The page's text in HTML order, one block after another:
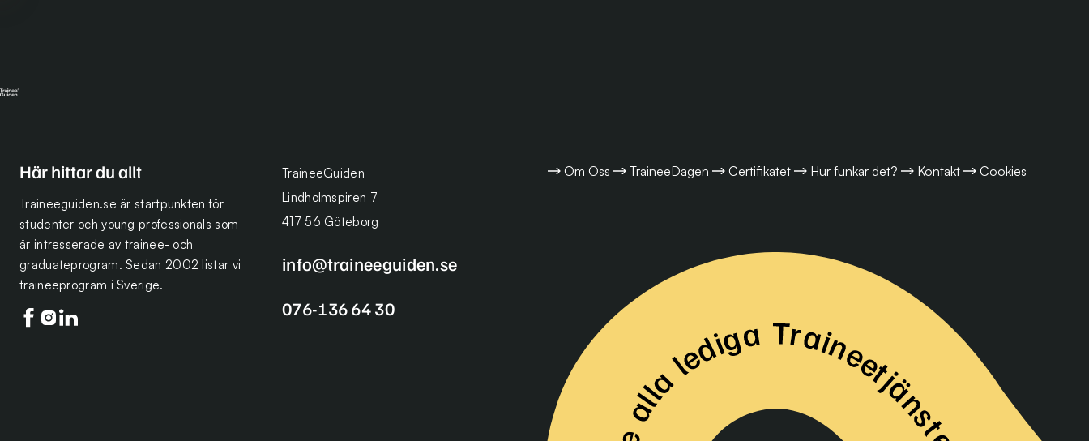
Här hittar du allt
Traineeguiden.se är startpunkten för
studenter och young professionals som
är intresserade av trainee- och
graduateprogram. Sedan 2002 listar vi
traineeprogram i Sverige.
Följ oss på facebook
Följ oss på instagram
Följ oss på linkedin
TraineeGuiden
Lindholmspiren 7
417 56 Göteborg
info@traineeguiden.se
076-136 64 30
Om Oss TraineeDagen Certifikatet Hur funkar det? Kontakt Cookies
Se alla lediga Traineetjänster